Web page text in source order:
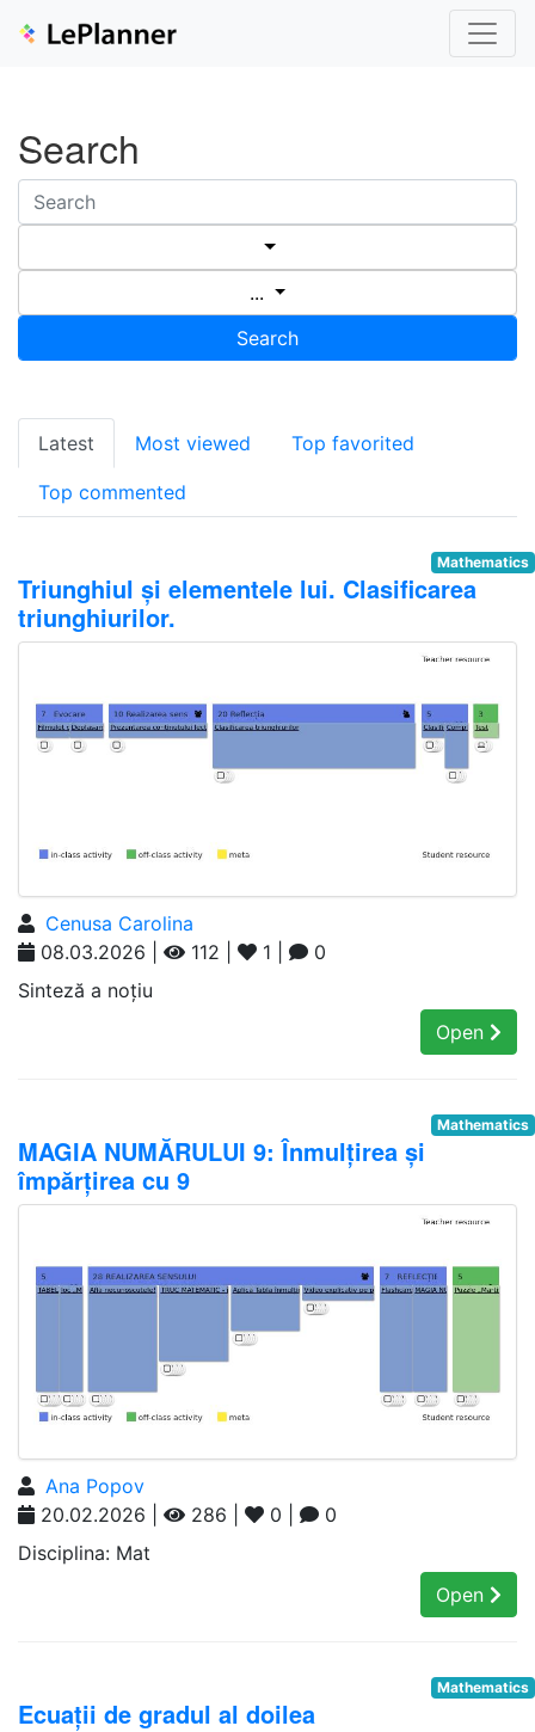
Search
...
Search
Latest Most viewed Top favorited
Top commented
Mathematics
Triunghiul și elementele lui. Clasificarea
triunghiurilor.
Cenusa Carolina
08.03.2026 |
112 | 1 |
0
Sinteză a noțiu
Open
Mathematics
MAGIA NUMĂRULUI 9: Înmulțirea și
împărțirea cu 9
Ana Popov
20.02.2026 |
286 | 0 |
0
Disciplina: Mat
Open
Mathematics
Ecuații de gradul al doilea